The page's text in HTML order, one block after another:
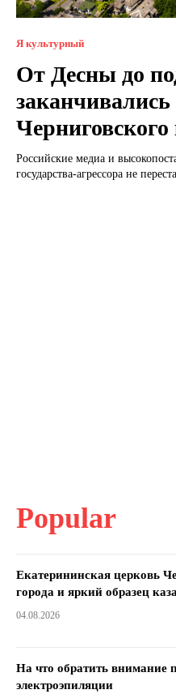
Я культурный
От Десны до
Российские медиа и
государства-агрессора не
Popular
Екатерининская церковь
города и яркий образец
04.08.2026
На что обратить внимание
электроэпиляции